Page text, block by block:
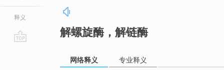
释义
解螺旋酶，解链酶
网络释义 专业释义